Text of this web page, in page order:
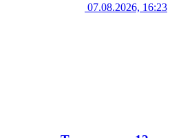
07.08.2026, 16:23